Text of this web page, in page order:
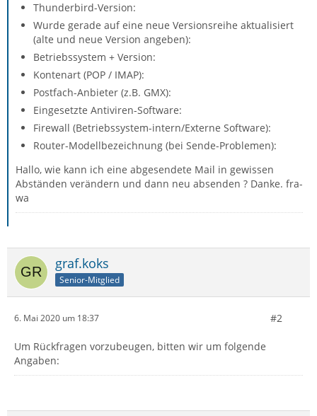
Thunderbird-Version:
Wurde gerade auf eine neue Versionsreihe aktualisiert
(alte und neue Version angeben):
Betriebssystem + Version:
Kontenart (POP / IMAP):
Postfach-Anbieter (z.B. GMX):
Eingesetzte Antiviren-Software:
Firewall (Betriebssystem-intern/Externe Software):
Router-Modellbezeichnung (bei Sende-Problemen):
Hallo, wie kann ich eine abgesendete Mail in gewissen
Abständen verändern und dann neu absenden ? Danke. fra-
wa
graf.koks
Senior-Mitglied
6. Mai 2020 um 18:37 #2
Um Rückfragen vorzubeugen, bitten wir um folgende
Angaben: